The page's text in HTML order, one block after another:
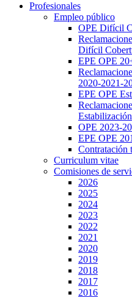
Profesionales
Empleo público
OPE Difícil
Difícil
EPE OPE
2020-2021-
EPE OPE
Estabilización
OPE 2023-
EPE OPE
Contratación
Curriculum vitae
Comisiones de
2026
2025
2024
2023
2022
2021
2020
2019
2018
2017
2016